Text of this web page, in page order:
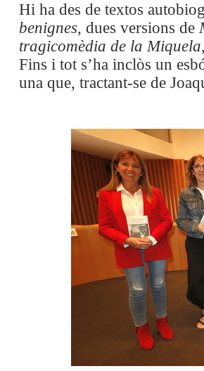
Hi ha des de textos
benignes, dues versions de
tragicomèdia de la Miquela
Fins i tot s’ha inclòs un
una que, tractant-se de